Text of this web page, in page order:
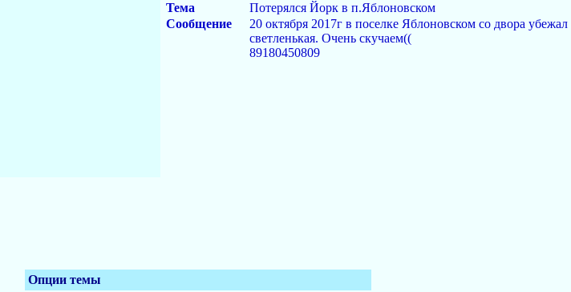
Тема
Потерялся Йорк в п.Яблоновском
Сообщение
20 октября 2017г в поселке Яблоновском со двора
светленькая. Очень скучаем((
89180450809
Опции темы